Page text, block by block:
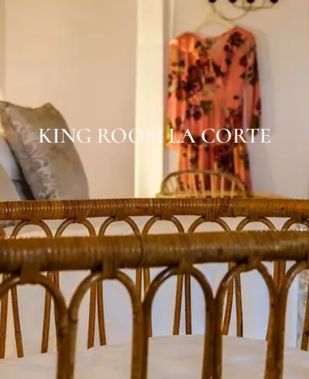
KING ROOM LA CORTE